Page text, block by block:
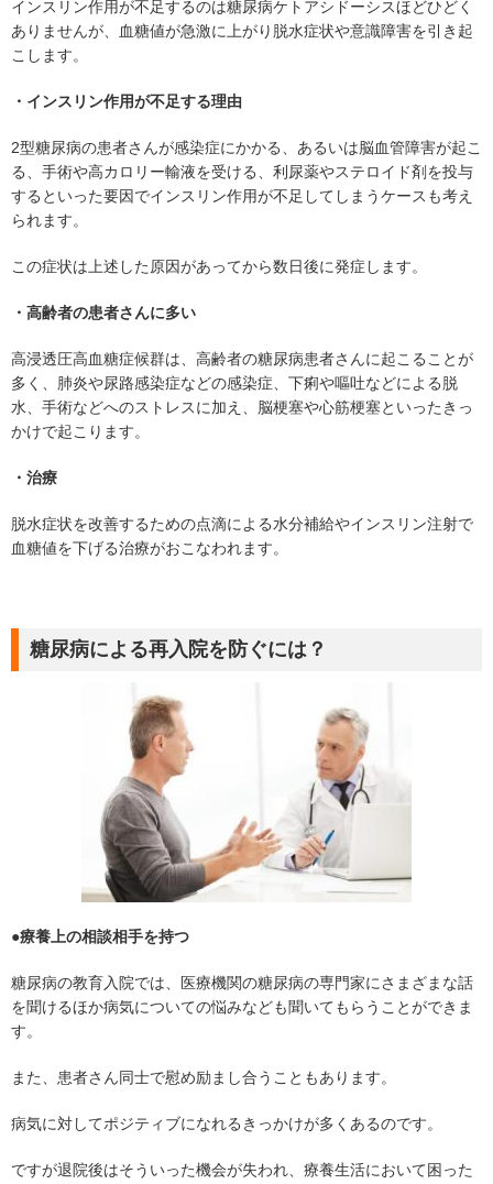
インスリン作用が不足するのは糖尿病ケトアシドーシスほどひどく
ありませんが、血糖値が急激に上がり脱水症状や意識障害を引き起
こします。
・インスリン作用が不足する理由
2型糖尿病の患者さんが感染症にかかる、あるいは脳血管障害が起こ
る、手術や高カロリー輸液を受ける、利尿薬やステロイド剤を投与
するといった要因でインスリン作用が不足してしまうケースも考え
られます。
この症状は上述した原因があってから数日後に発症します。
・高齢者の患者さんに多い
高浸透圧高血糖症候群は、高齢者の糖尿病患者さんに起こることが
多く、肺炎や尿路感染症などの感染症、下痢や嘔吐などによる脱
水、手術などへのストレスに加え、脳梗塞や心筋梗塞といったきっ
かけで起こります。
・治療
脱水症状を改善するための点滴による水分補給やインスリン注射で
血糖値を下げる治療がおこなわれます。
糖尿病による再入院を防ぐには？
●療養上の相談相手を持つ
糖尿病の教育入院では、医療機関の糖尿病の専門家にさまざまな話
を聞けるほか病気についての悩みなども聞いてもらうことができま
す。
また、患者さん同士で慰め励まし合うこともあります。
病気に対してポジティブになれるきっかけが多くあるのです。
ですが退院後はそういった機会が失われ、療養生活において困った